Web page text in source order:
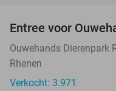
Entree voor
Ouwehands Dierenpark
Rhenen
Verkocht: 3.971